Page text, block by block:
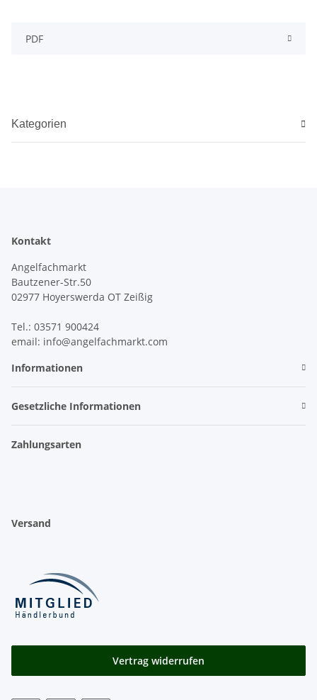
PDF
Kategorien
Kontakt
Angelfachmarkt
Bautzener-Str.50
02977 Hoyerswerda OT Zeißig
Tel.: 03571 900424
email: info@angelfachmarkt.com
Informationen
Gesetzliche Informationen
Zahlungsarten
Versand
Vertrag widerrufen